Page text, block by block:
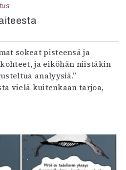
sokeat pisteensä ja
ja eiköhän niistäkin
analyysiä.”
vielä kuitenkaan tarjoa,